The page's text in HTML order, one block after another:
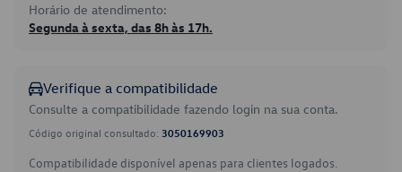
Horário de atendimento:
Segunda à sexta, das 8h às 17h.
Verifique a compatibilidade
Consulte a compatibilidade fazendo login na sua conta.
Código original consultado: 3050169903
Compatibilidade disponível apenas para clientes logados.